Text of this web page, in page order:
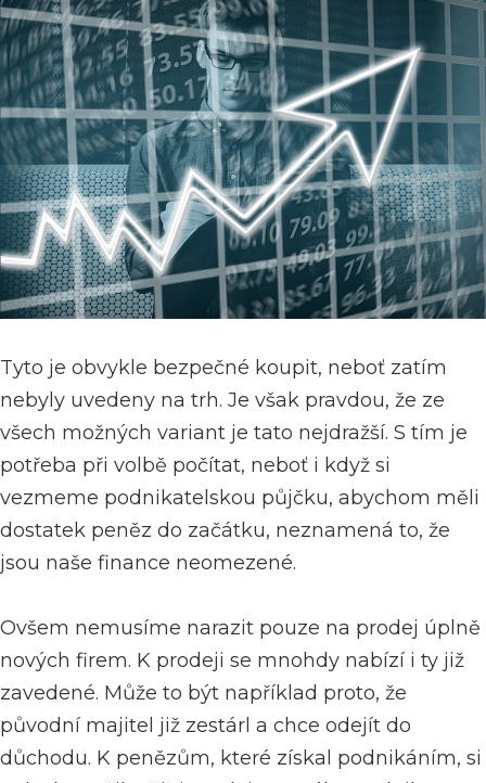
Tyto je obvykle bezpečné koupit, neboť zatím
nebyly uvedeny na trh. Je však pravdou, že ze
všech možných variant je tato nejdražší. S tím je
potřeba při volbě počítat, neboť i když si
vezmeme podnikatelskou půjčku, abychom měli
dostatek peněz do začátku, neznamená to, že
jsou naše finance neomezené.
Ovšem nemusíme narazit pouze na prodej úplně
nových firem. K prodeji se mnohdy nabízí i ty již
zavedené. Může to být například proto, že
původní majitel již zestárl a chce odejít do
důchodu. K penězům, které získal podnikáním, si